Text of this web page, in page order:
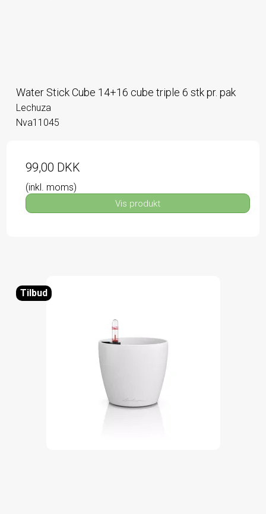
Water Stick Cube 14+16 cube triple 6 stk pr. pak
Lechuza
Nva11045
99,00 DKK
(inkl. moms)
Vis produkt
Tilbud